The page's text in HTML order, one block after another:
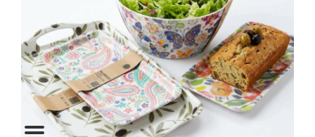
גאדג'טס וכלי מטבח
אחסון למטבח
סכינים
אפייה
קפה ותה
גיפט קארד